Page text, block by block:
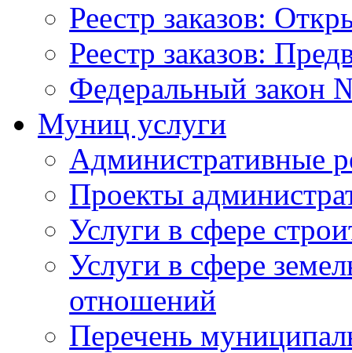
Реестр заказов:
Реестр заказов:
Федеральный закон
Муниц услуги
Административные
Проекты
Услуги в сфере
Услуги в сфере
отношений
Перечень